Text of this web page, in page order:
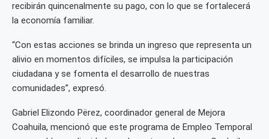
recibirán quincenalmente su pago, con lo que se fortalecerá
la economía familiar.
“Con estas acciones se brinda un ingreso que representa un
alivio en momentos difíciles, se impulsa la participación
ciudadana y se fomenta el desarrollo de nuestras
comunidades”, expresó.
Gabriel Elizondo Përez, coordinador general de Mejora
Coahuila, mencionó que este programa de Empleo Temporal